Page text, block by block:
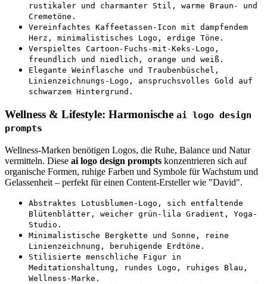
rustikaler und charmanter Stil, warme Braun- und
Cremetöne.
Vereinfachtes Kaffeetassen-Icon mit dampfendem
Herz, minimalistisches Logo, erdige Töne.
Verspieltes Cartoon-Fuchs-mit-Keks-Logo,
freundlich und niedlich, orange und weiß.
Elegante Weinflasche und Traubenbüschel,
Linienzeichnungs-Logo, anspruchsvolles Gold auf
schwarzem Hintergrund.
Wellness & Lifestyle: Harmonische ai logo design
prompts
Wellness-Marken benötigen Logos, die Ruhe, Balance und Natur
vermitteln. Diese ai logo design prompts konzentrieren sich auf
organische Formen, ruhige Farben und Symbole für Wachstum und
Gelassenheit – perfekt für einen Content-Ersteller wie "David".
Abstraktes Lotusblumen-Logo, sich entfaltende
Blütenblätter, weicher grün-lila Gradient, Yoga-
Studio.
Minimalistische Bergkette und Sonne, reine
Linienzeichnung, beruhigende Erdtöne.
Stilisierte menschliche Figur in
Meditationshaltung, rundes Logo, ruhiges Blau,
Wellness-Marke.